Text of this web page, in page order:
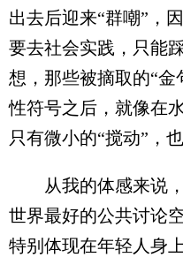
出去后迎来“群嘲”，
要去社会实践，只能
想，那些被摘取的“金
性符号之后，就像在
只有微小的“搅动”，
从我的体感来说，
世界最好的公共讨论
特别体现在年轻人身